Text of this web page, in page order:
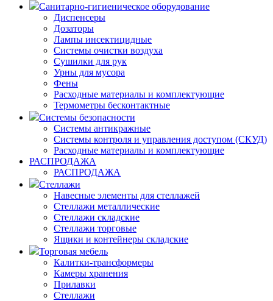
Санитарно-гигиеническое оборудование
Диспенсеры
Дозаторы
Лампы инсектицидные
Системы очистки воздуха
Сушилки для рук
Урны для мусора
Фены
Расходные материалы и комплектующие
Термометры бесконтактные
Системы безопасности
Системы антикражные
Системы контроля и управления доступом (СКУД)
Расходные материалы и комплектующие
РАСПРОДАЖА
РАСПРОДАЖА
Стеллажи
Навесные элементы для стеллажей
Стеллажи металлические
Стеллажи складские
Стеллажи торговые
Ящики и контейнеры складские
Торговая мебель
Калитки-трансформеры
Камеры хранения
Прилавки
Стеллажи